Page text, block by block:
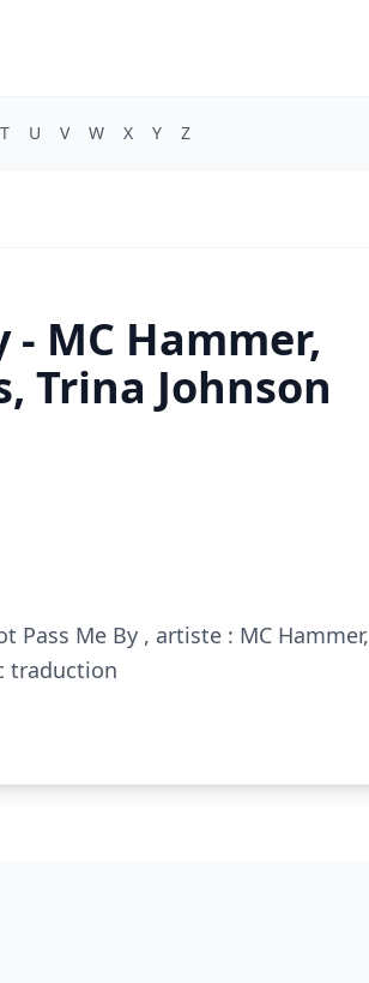
T U V W X Y Z
- MC Hammer,
Trina Johnson
Pass Me By , artiste : MC Hammer,
traduction